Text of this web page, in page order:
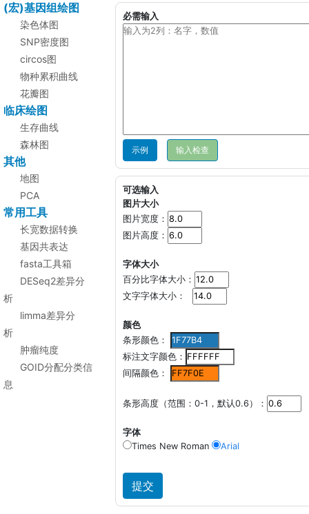
(宏)基因组绘图
染色体图
SNP密度图
circos图
物种累积曲线
花瓣图
临床绘图
生存曲线
森林图
其他
地图
PCA
常用工具
长宽数据转换
基因共表达
fasta工具箱
DESeq2差异分
析
limma差异分
析
肿瘤纯度
GOID分配分类信
息
必需输入
示例
可选输入
图片大小
图片宽度：
图片高度：
字体大小
百分比字体大小：
文字字体大小：
颜色
条形颜色：
标注文字颜色：
间隔颜色：
条形高度（范围：0-1，默认0.6）：
字体
Times New Roman
Arial